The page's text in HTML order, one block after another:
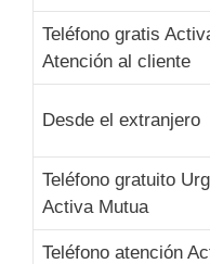
Teléfono gratis
Atención al cliente
Desde el extranjero
Teléfono gratuito
Activa Mutua
Teléfono atención